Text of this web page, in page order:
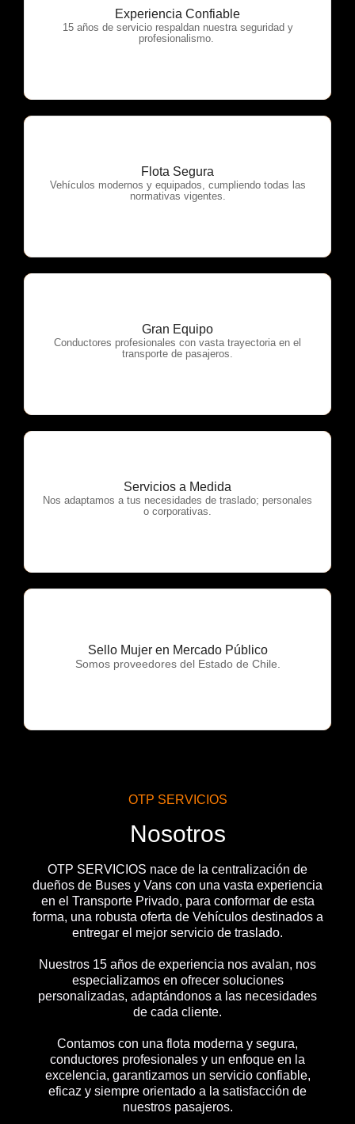
Experiencia Confiable
15 años de servicio respaldan nuestra seguridad y
profesionalismo.
OTP Servicios
Flota Segura
Vehículos modernos y equipados, cumpliendo todas las
normativas vigentes.
OTP Servicios
Gran Equipo
Conductores profesionales con vasta trayectoria en el
transporte de pasajeros.
OTP Servicios
Servicios a Medida
Nos adaptamos a tus necesidades de traslado; personales
o corporativas.
OTP Servicios
Sello Mujer en Mercado Público
Somos proveedores del Estado de Chile.
OTP Servicios
OTP SERVICIOS
Nosotros
OTP SERVICIOS nace de la centralización de
dueños de Buses y Vans con una vasta experiencia
en el Transporte Privado, para conformar de esta
forma, una robusta oferta de Vehículos destinados a
entregar el mejor servicio de traslado.
Nuestros 15 años de experiencia nos avalan, nos
especializamos en ofrecer soluciones
personalizadas, adaptándonos a las necesidades
de cada cliente.
Contamos con una flota moderna y segura,
conductores profesionales y un enfoque en la
excelencia, garantizamos un servicio confiable,
eficaz y siempre orientado a la satisfacción de
nuestros pasajeros.